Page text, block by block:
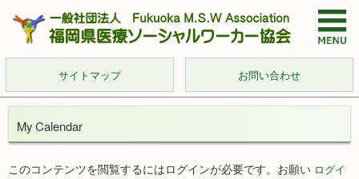
サイトマップ お問い合わせ
My Calendar
このコンテンツを閲覧するにはログインが必要です。お願い ログイ